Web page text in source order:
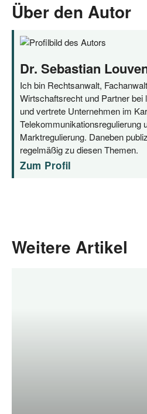
Über den Autor
Dr. Sebastian
Ich bin Rechtsanwalt,
Wirtschaftsrecht und Partner bei
und vertrete Unternehmen im
Telekommunikationsregulierung
Marktregulierung. Daneben
regelmäßig zu diesen Themen.
Zum Profil
Weitere Artikel